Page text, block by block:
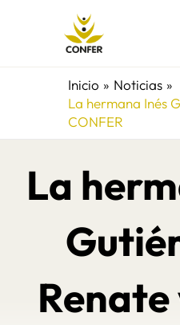
Inicio
Noticias
La hermana Inés
CONFER
La